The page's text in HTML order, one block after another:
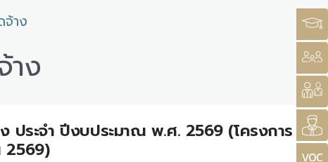
าง
ง
ประจำ ปีงบประมาณ พ.ศ. 2569 (โครงการ
2569)